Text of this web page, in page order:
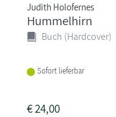
Judith Holofernes
Hummelhirn
Buch (Hardcover)
Sofort lieferbar
€24,00